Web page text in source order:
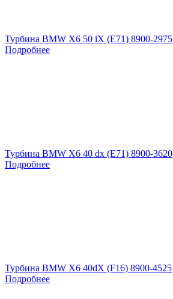
Турбина BMW X6 50 iX (E71) 8900-2975
Подробнее
Турбина BMW X6 40 dx (E71) 8900-3620
Подробнее
Турбина BMW X6 40dX (F16) 8900-4525
Подробнее